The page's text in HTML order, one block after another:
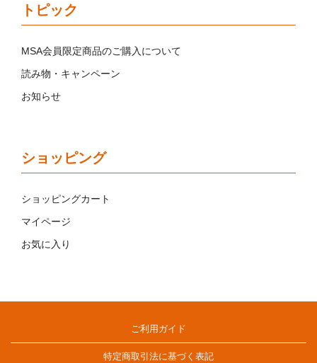
トピック
MSA会員限定商品のご購入について
読み物・キャンペーン
お知らせ
ショッピング
ショッピングカート
マイページ
お気に入り
ご利用ガイド
特定商取引法に基づく表記